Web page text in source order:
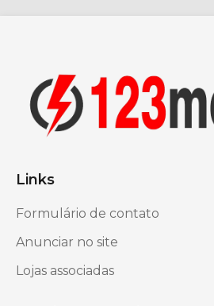
Links
Formulário de contato
Anunciar no site
Lojas associadas